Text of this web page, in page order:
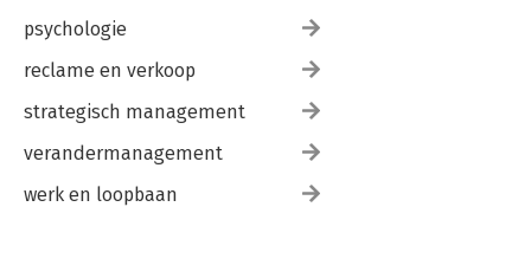
psychologie
reclame en verkoop
strategisch management
verandermanagement
werk en loopbaan